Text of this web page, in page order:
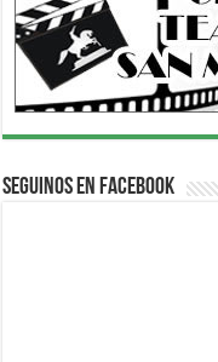
Seguinos en Facebook